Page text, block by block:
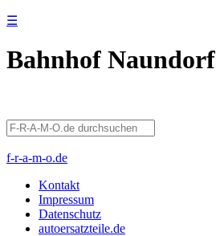
☰
Bahnhof Naundorf
f-r-a-m-o.de
Kontakt
Impressum
Datenschutz
autoersatzteile.de